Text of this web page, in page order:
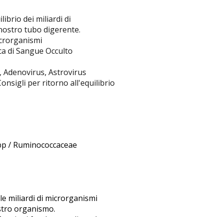
Veterinaria
Nutrizione
dei miliardi di
tubo digerente.
di Sangue Occulto
Adenovirus, Astrovirus
per ritorno all'equilibrio
/ Ruminococcaceae
miliardi di microrganismi
organismo.